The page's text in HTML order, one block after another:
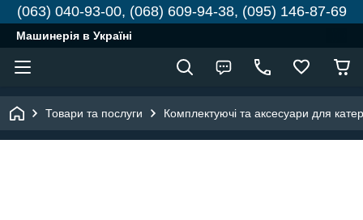
(063) 040-93-00, (068) 609-94-38, (095) 146-87-69
Машинерія в Україні
Товари та послуги Комплектуючі та аксесуари для